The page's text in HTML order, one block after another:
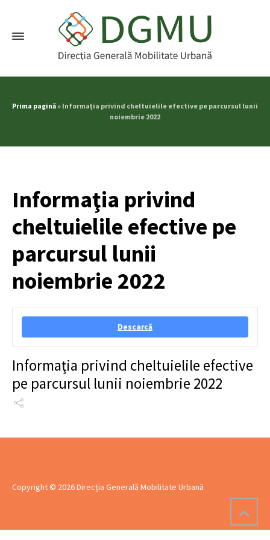
Prima pagină » Informaţia privind cheltuielile efective pe parcursul lunii
noiembrie 2022
Informaţia privind
cheltuielile efective pe
parcursul lunii
noiembrie 2022
Descarcă
Informaţia privind cheltuielile efective
pe parcursul lunii noiembrie 2022
Copyright © 2026 Direcția Generală Mobilitate Urbană